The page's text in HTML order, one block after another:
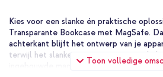
Toon volledige
Kies voor een slanke én praktische
Transparante Bookcase met MagSafe.
achterkant blijft het ontwerp van je
terwijl het slanke ontwerp prettig in de
ingebouwde magneetring kun je